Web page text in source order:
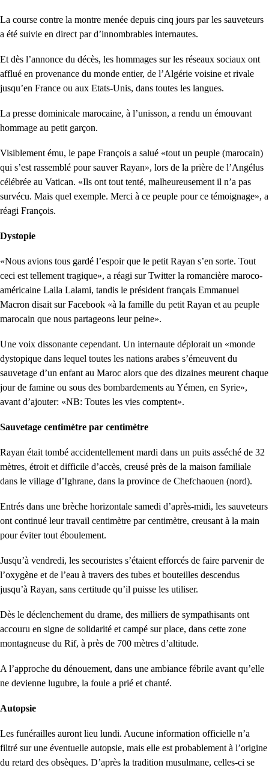
La course contre la montre menée depuis cinq jours par les sauveteurs
a été suivie en direct par d’innombrables internautes.
Et dès l’annonce du décès, les hommages sur les réseaux sociaux ont
afflué en provenance du monde entier, de l’Algérie voisine et rivale
jusqu’en France ou aux Etats-Unis, dans toutes les langues.
La presse dominicale marocaine, à l’unisson, a rendu un émouvant
hommage au petit garçon.
Visiblement ému, le pape François a salué «tout un peuple (marocain)
qui s’est rassemblé pour sauver Rayan», lors de la prière de l’Angélus
célébrée au Vatican. «Ils ont tout tenté, malheureusement il n’a pas
survécu. Mais quel exemple. Merci à ce peuple pour ce témoignage», a
réagi François.
Dystopie
«Nous avions tous gardé l’espoir que le petit Rayan s’en sorte. Tout
ceci est tellement tragique», a réagi sur Twitter la romancière maroco-
américaine Laila Lalami, tandis le président français Emmanuel
Macron disait sur Facebook «à la famille du petit Rayan et au peuple
marocain que nous partageons leur peine».
Une voix dissonante cependant. Un internaute déplorait un «monde
dystopique dans lequel toutes les nations arabes s’émeuvent du
sauvetage d’un enfant au Maroc alors que des dizaines meurent chaque
jour de famine ou sous des bombardements au Yémen, en Syrie»,
avant d’ajouter: «NB: Toutes les vies comptent».
Sauvetage centimètre par centimètre
Rayan était tombé accidentellement mardi dans un puits asséché de 32
mètres, étroit et difficile d’accès, creusé près de la maison familiale
dans le village d’Ighrane, dans la province de Chefchaouen (nord).
Entrés dans une brèche horizontale samedi d’après-midi, les sauveteurs
ont continué leur travail centimètre par centimètre, creusant à la main
pour éviter tout éboulement.
Jusqu’à vendredi, les secouristes s’étaient efforcés de faire parvenir de
l’oxygène et de l’eau à travers des tubes et bouteilles descendus
jusqu’à Rayan, sans certitude qu’il puisse les utiliser.
Dès le déclenchement du drame, des milliers de sympathisants ont
accouru en signe de solidarité et campé sur place, dans cette zone
montagneuse du Rif, à près de 700 mètres d’altitude.
A l’approche du dénouement, dans une ambiance fébrile avant qu’elle
ne devienne lugubre, la foule a prié et chanté.
Autopsie
Les funérailles auront lieu lundi. Aucune information officielle n’a
filtré sur une éventuelle autopsie, mais elle est probablement à l’origine
du retard des obsèques. D’après la tradition musulmane, celles-ci se